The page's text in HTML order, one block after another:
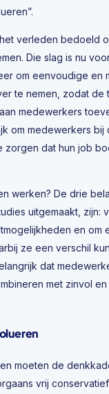
verleden bedoeld
Die slag is nu
om eenvoudige en
te nemen, zodat de
medewerkers
om medewerkers bij
dat hun job
werken? De drie
uitgemaakt, zijn:
en om
ze een verschil
dat
met zinvol
moeten de
vrij